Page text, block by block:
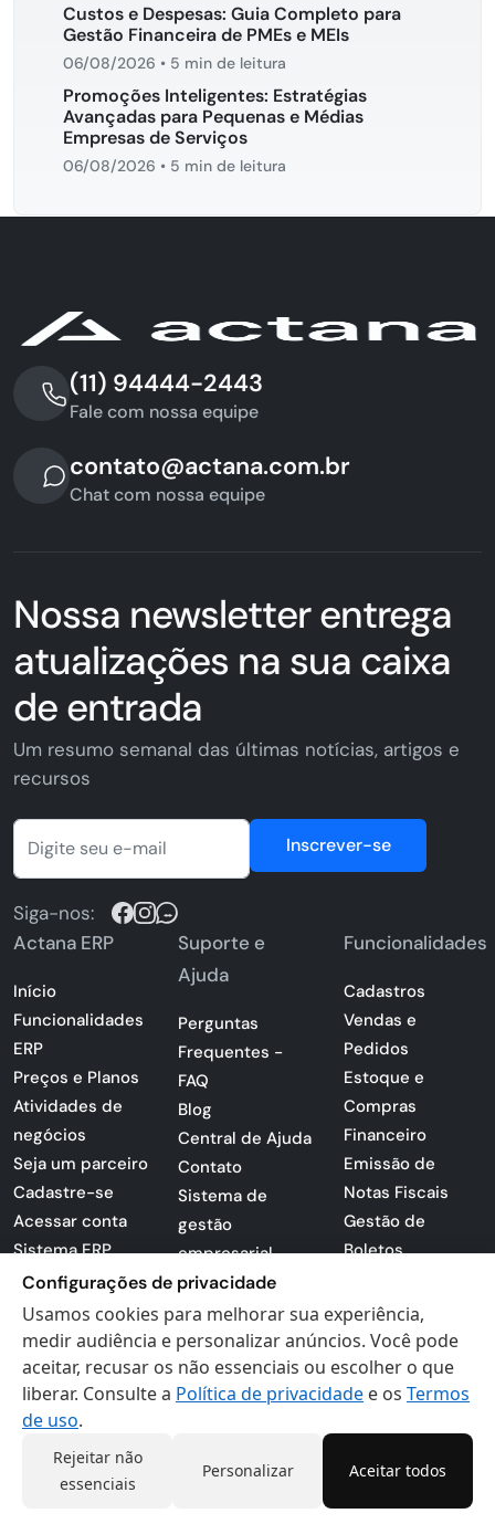
Custos e Despesas: Guia Completo para
Gestão Financeira de PMEs e MEIs
06/08/2026 • 5 min de leitura
Promoções Inteligentes: Estratégias
Avançadas para Pequenas e Médias
Empresas de Serviços
06/08/2026 • 5 min de leitura
(11) 94444-2443
Fale com nossa equipe
contato@actana.com.br
Chat com nossa equipe
Nossa newsletter entrega
atualizações na sua caixa
de entrada
Um resumo semanal das últimas notícias, artigos e
recursos
Inscrever-se
Siga-nos:
Actana ERP
Início
Funcionalidades
ERP
Preços e Planos
Atividades de
negócios
Seja um parceiro
Cadastre-se
Acessar conta
Sistema ERP
Apresentação
PDF
Loja -
Certificados
Digitais
Suporte e
Ajuda
Perguntas
Frequentes -
FAQ
Blog
Central de Ajuda
Contato
Sistema de
gestão
empresarial
Sistema para
lojas
Preferências de
cookies
Politica de
Funcionalidades
Cadastros
Vendas e
Pedidos
Estoque e
Compras
Financeiro
Emissão de
Notas Fiscais
Gestão de
Boletos
Configurações de privacidade
Usamos cookies para melhorar sua experiência,
medir audiência e personalizar anúncios. Você pode
aceitar, recusar os não essenciais ou escolher o que
liberar. Consulte a Política de privacidade e os Termos
de uso.
Rejeitar não
essenciais
Personalizar Aceitar todos